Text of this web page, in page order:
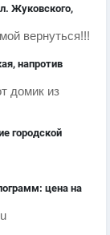
Жуковского,
вернуться!!!
напротив
домик из
городской
цена на